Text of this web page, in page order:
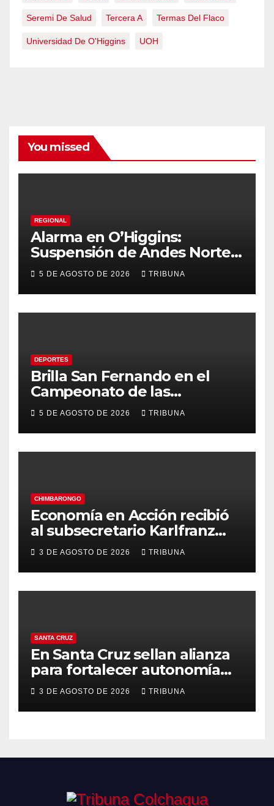
Seremi De Salud Tercera A Termas Del Flaco
Universidad De O'Higgins UOH
You missed
REGIONAL
Alarma en O’Higgins:
Suspensión de Andes Norte
golpea con fuerza el empleo
y la economía regional
5 DE AGOSTO DE 2026 TRIBUNA
DEPORTES
Brilla San Fernando en el
Campeonato de las
Américas: Academia de
Gimnasia Rítmica asegura su
pase a la final internacional
5 DE AGOSTO DE 2026 TRIBUNA
CHIMBARONGO
Economía en Acción recibió
al subsecretario Karlfranz
Koehler en Chimbarongo
3 DE AGOSTO DE 2026 TRIBUNA
SANTA CRUZ
En Santa Cruz sellan alianza
para fortalecer autonomía
económica y liderazgo
femenino
3 DE AGOSTO DE 2026 TRIBUNA